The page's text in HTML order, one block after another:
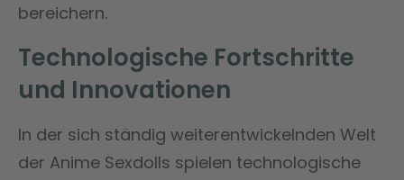
bereichern.
Technologische Fortschritte
und Innovationen
In der sich ständig weiterentwickelnden Welt
der Anime Sexdolls spielen technologische